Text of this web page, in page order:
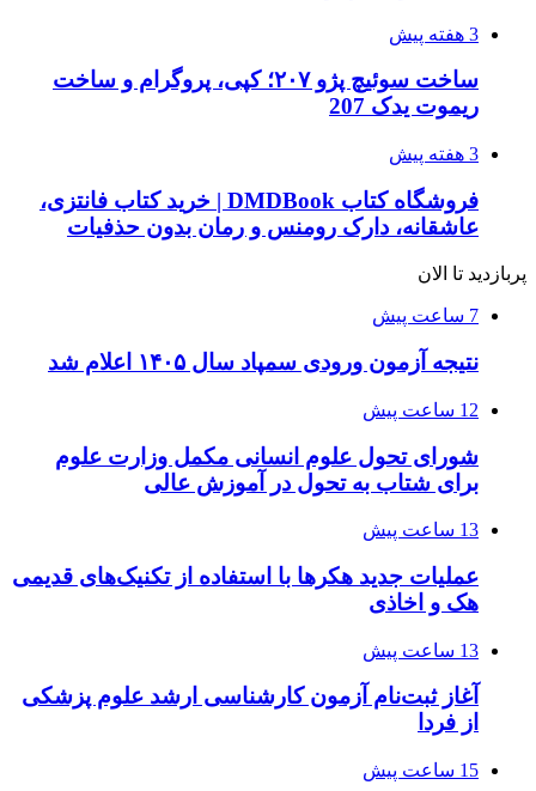
3 هفته پیش
ساخت سوئیچ پژو ۲۰۷؛ کپی، پروگرام و ساخت
ریموت یدک 207
3 هفته پیش
فروشگاه کتاب DMDBook | خرید کتاب فانتزی،
عاشقانه، دارک رومنس و رمان بدون حذفیات
پربازدید تا الان
7 ساعت پیش
نتیجه آزمون ورودی سمپاد سال ۱۴۰۵ اعلام شد
12 ساعت پیش
شورای تحول علوم انسانی مکمل وزارت علوم
برای شتاب به تحول در آموزش عالی
13 ساعت پیش
عملیات جدید هکرها با استفاده از تکنیک‌های قدیمی
هک و اخاذی
13 ساعت پیش
آغاز ثبت‌نام‌ آزمون کارشناسی ارشد علوم پزشکی
از فردا
15 ساعت پیش